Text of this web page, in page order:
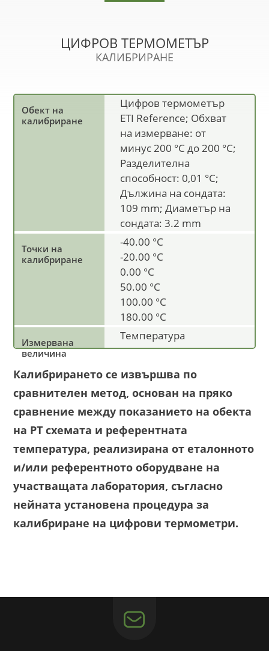
ЦИФРОВ ТЕРМОМЕТЪР
КАЛИБРИРАНЕ
Цифров термометър
ETI Reference; Обхват
на измерване: от
минус 200 °C до 200 °C;
Разделителна
способност: 0,01 °C;
Дължина на сондата:
109 mm; Диаметър на
сондата: 3.2 mm
-40.00 °C
-20.00 °C
0.00 °C
50.00 °C
100.00 °C
180.00 °C
Температура
Калибрирането се извършва по
сравнителен метод, основан на пряко
сравнение между показанието на обекта
на РТ схемата и референтната
температура, реализирана от еталонното
и/или референтното оборудване на
участващата лаборатория, съгласно
нейната установена процедура за
калибриране на цифрови термометри.